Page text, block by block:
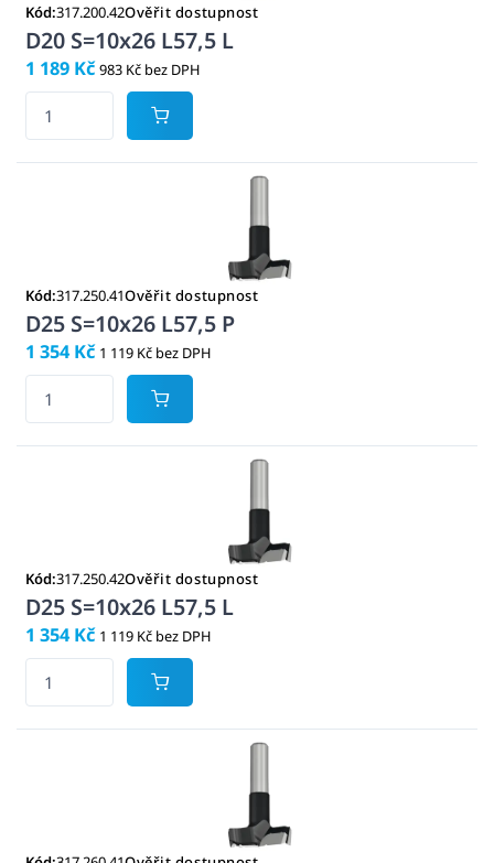
Kód:317.200.42Ověřit dostupnost
D20 S=10x26 L57,5 L
1 189 Kč 983 Kč bez DPH
Kód:317.250.41Ověřit dostupnost
D25 S=10x26 L57,5 P
1 354 Kč 1 119 Kč bez DPH
Kód:317.250.42Ověřit dostupnost
D25 S=10x26 L57,5 L
1 354 Kč 1 119 Kč bez DPH